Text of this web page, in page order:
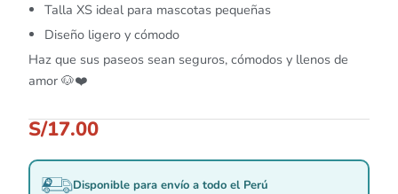
Talla XS ideal para mascotas pequeñas
Diseño ligero y cómodo
Haz que sus paseos sean seguros, cómodos y llenos de
amor 🐶❤️
S/17.00
Disponible para envío a todo el Perú